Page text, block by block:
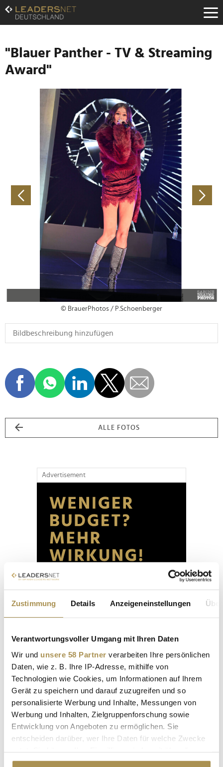
Zustimmung Details Anzeigeneinstellungen
Verantwortungsvoller Umgang mit Ihren Daten
Wir und unsere 58 Partner verarbeiten Ihre persönlichen
Daten, wie z. B. Ihre IP-Adresse, mithilfe von
Technologien wie Cookies, um Informationen auf Ihrem
Gerät zu speichern und darauf zuzugreifen und so
personalisierte Werbung und Inhalte, Messungen von
Werbung und Inhalten, Zielgruppenforschung sowie
Entwicklung von Angeboten zu ermöglichen. Sie
entscheiden darüber, wer Ihre Daten für welche Zwecke
Cookie-Erklärung oder durch Klicken auf das Privacy
Zum
Inhalt
Zur
Navigation
Zur
Hauptnavigation
"Blauer Panther - TV & Streaming
Award"
© BrauerPhotos / P.Schoenberger
ALLE FOTOS
Advertisement